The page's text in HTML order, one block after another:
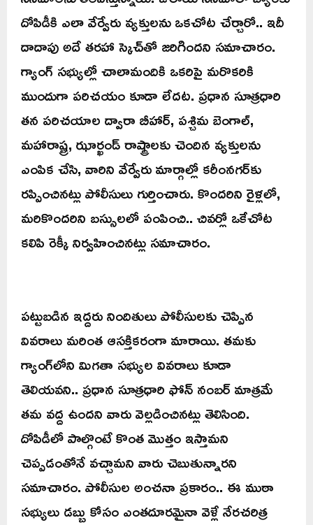
దోపిడీకి ఎలా వేర్వేరు వ్యక్తులను ఒకచోట చేర్చారో.. ఇదీ
దాదాపు అదే తరహా స్కెచ్‌తో జరిగిందని సమాచారం.
గ్యాంగ్ సభ్యుల్లో చాలామందికి ఒకరిపై మరొకరికి
ముందుగా పరిచయం కూడా లేదట. ప్రధాన సూత్రధారి
తన పరిచయాల ద్వారా బీహార్, పశ్చిమ బెంగాల్,
మహారాష్ట్ర, ఝార్ఖండ్ రాష్ట్రాలకు చెందిన వ్యక్తులను
ఎంపిక చేసి, వారిని వేర్వేరు మార్గాల్లో కరీంనగర్‌కు
రప్పించినట్లు పోలీసులు గుర్తించారు. కొందరిని రైళ్లలో,
మరికొందరిని బస్సులలో పంపించి.. చివర్లో ఒకేచోట
కలిపి రెక్కీ నిర్వహించినట్లు సమాచారం.
పట్టుబడిన ఇద్దరు నిందితులు పోలీసులకు చెప్పిన
వివరాలు మరింత ఆసక్తికరంగా మారాయి. తమకు
గ్యాంగ్‌లోని మిగతా సభ్యుల వివరాలు కూడా
తెలియవని.. ప్రధాన సూత్రధారి ఫోన్ నంబర్ మాత్రమే
తమ వద్ద ఉందని వారు వెల్లడించినట్లు తెలిసింది.
దోపిడీలో పాల్గొంటే కొంత మొత్తం ఇస్తామని
చెప్పడంతోనే వచ్చామని వారు చెబుతున్నారని
సమాచారం. పోలీసుల అంచనా ప్రకారం.. ఈ ముఠా
సభ్యులు డబ్బు కోసం ఎంతదూరమైనా వెళ్లే నేరచరిత్ర